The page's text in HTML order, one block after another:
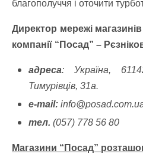
благополуччя і оточити
Директор мережі
компанії “Посад” –
адреса: Україна,
Тимурівців, 31а.
e-mail:
тел. (057) 778 56 80
Магазини “Посад”